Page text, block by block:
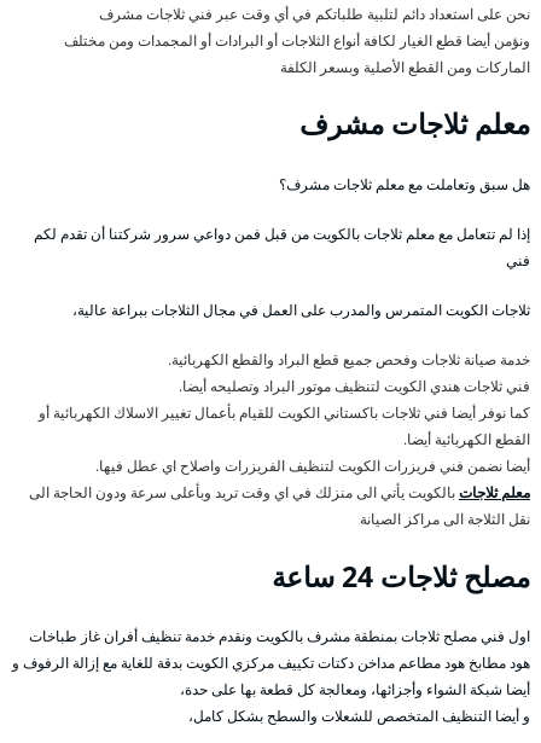
نحن على استعداد دائم لتلبية طلباتكم في أي وقت عبر فني ثلاجات مشرف
ونؤمن أيضا قطع الغيار لكافة أنواع الثلاجات أو البرادات أو المجمدات ومن مختلف
الماركات ومن القطع الأصلية وبسعر الكلفة
معلم ثلاجات مشرف
هل سبق وتعاملت مع معلم ثلاجات مشرف؟
إذا لم تتعامل مع معلم ثلاجات بالكويت من قبل فمن دواعي سرور شركتنا أن تقدم لكم
فني
ثلاجات الكويت المتمرس والمدرب على العمل في مجال الثلاجات ببراعة عالية،
خدمة صيانة ثلاجات وفحص جميع قطع البراد والقطع الكهربائية.
فني ثلاجات هندي الكويت لتنظيف موتور البراد وتصليحه أيضا.
كما نوفر أيضا فني ثلاجات باكستاني الكويت للقيام بأعمال تغيير الاسلاك الكهربائية أو
القطع الكهربائية أيضا.
أيضا نضمن فني فريزرات الكويت لتنظيف الفريزرات واصلاح اي عطل فيها.
معلم ثلاجاتبالكويت يأتي الى منزلك في اي وقت تريد وبأعلى سرعة ودون الحاجة الى
نقل الثلاجة الى مراكز الصيانة
مصلح ثلاجات 24 ساعة
اول فني مصلح ثلاجات بمنطقة مشرف بالكويت ونقدم خدمة تنظيف أفران غاز طباخات
هود مطابخ هود مطاعم مداخن دكتات تكييف مركزي الكويت بدقة للغاية مع إزالة الرفوف و
أيضا شبكة الشواء وأجزائها، ومعالجة كل قطعة بها على حدة،
و أيضا التنظيف المتخصص للشعلات والسطح بشكل كامل،